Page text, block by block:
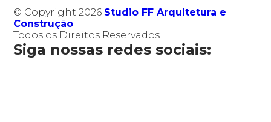
© Copyright 2026 Studio FF Arquitetura e
Construção
Todos os Direitos Reservados
Siga nossas redes sociais: